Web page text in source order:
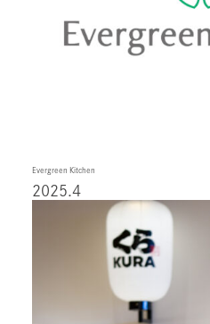
Evergreen Kitchen
2025.4